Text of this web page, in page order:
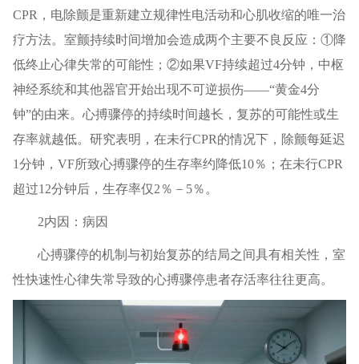
CPR，电除颤是重新建立规律性电活动和心肌收缩的唯一治
疗方法。室颤持续时间增加会造成两个主要不良反应：①降
低终止心律失常的可能性；②如果VF持续超过4分钟，中枢
神经系统和其他器官开始出现不可逆损伤——“黄金4分
钟”的由来。心搏骤停的持续时间越长，复苏的可能性或生
存率就越低。研究表明，在未行CPR的情况下，除颤每延迟
1分钟，VF所致心搏骤停的生存率约降低10％；在未行CPR
超过12分钟后，生存率仅2％－5％。
2内因：病因
心搏骤停的机制与初始复苏的结局之间具有相关性，室
性快速性心律失常导致的心搏骤停患者存活率往往更高。